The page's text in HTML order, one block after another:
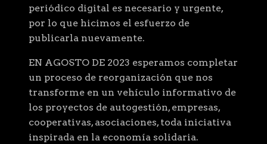
periódico digital es necesario y urgente,
por lo que hicimos el esfuerzo de
publicarla nuevamente.
EN AGOSTO DE 2023 esperamos completar
un proceso de reorganización que nos
transforme en un vehículo informativo de
los proyectos de autogestión, empresas,
cooperativas, asociaciones, toda iniciativa
inspirada en la economía solidaria.